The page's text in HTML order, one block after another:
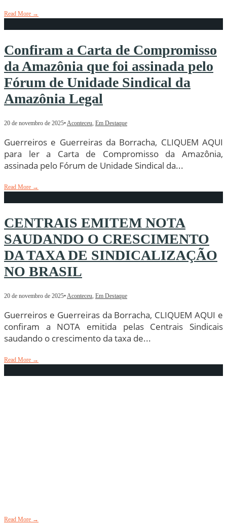
Read More →
Confiram a Carta de Compromisso
da Amazônia que foi assinada pelo
Fórum de Unidade Sindical da
Amazônia Legal
20 de novembro de 2025•Aconteceu, Em Destaque
Guerreiros e Guerreiras da Borracha, CLIQUEM AQUI
para ler a Carta de Compromisso da Amazônia,
assinada pelo Fórum de Unidade Sindical da...
Read More →
CENTRAIS EMITEM NOTA
SAUDANDO O CRESCIMENTO
DA TAXA DE SINDICALIZAÇÃO
NO BRASIL
20 de novembro de 2025•Aconteceu, Em Destaque
Guerreiros e Guerreiras da Borracha, CLIQUEM AQUI e
confiram a NOTA emitida pelas Centrais Sindicais
saudando o crescimento da taxa de...
Read More →
Read More →